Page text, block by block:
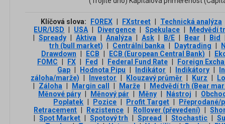
Klíčová slova: FOREX FXstreet
Technická analýza
EUR/USD
USA Divergence Spekulace
Medvědí
Spready Aktiva Analýza Ask B/E Bear Bid
trh (bull market)
Centrální banka Daytrading
Drawdown
ECB ECB (European Central Bank)
FOMC
FX Fed Federal Fund Rate
Foreign
Gap
Hodnota Pipu Indikátor Indikátory
záloha/marže)
Investor Klouzavý průměr Kurz
Záloha Margin call Marže
Medvědí trh (Bear
Měnové páry
Měnový pár Měny Nástroj
Poplatek
Pozice Profit Target
Přeprodané/
Retracement
Rezistence Rollover (převedení)
Spot Market Spotový trh Spread Stochastic